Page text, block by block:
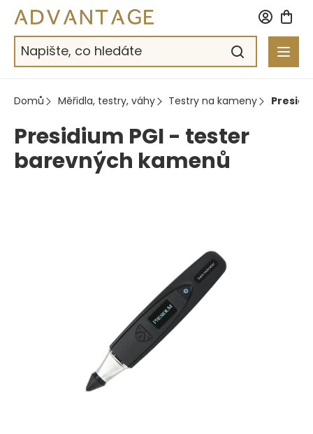
Přejít
obsah
Domů Měřidla, testry, váhy Testry na kameny
Presidium PGI - tester
barevných kamenů